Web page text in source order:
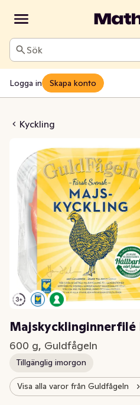
Sök
Logga in Skapa konto
KycklingFärsk
Majskycklinginnerfilé
600 g, Guldfågeln
Tillgänglig imorgon
Visa alla varor från Guldfågeln